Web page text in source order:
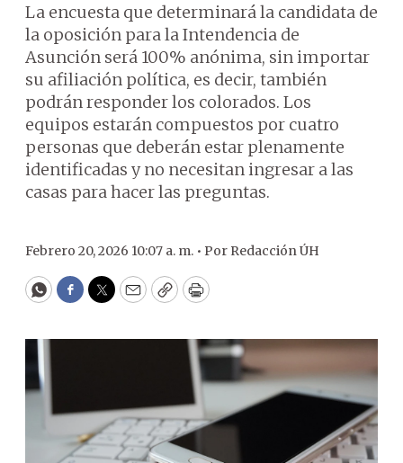
La encuesta que determinará la candidata de
la oposición para la Intendencia de
Asunción será 100% anónima, sin importar
su afiliación política, es decir, también
podrán responder los colorados. Los
equipos estarán compuestos por cuatro
personas que deberán estar plenamente
identificadas y no necesitan ingresar a las
casas para hacer las preguntas.
Febrero 20, 2026 10:07 a. m. • Por Redacción ÚH
WhatsApp
Facebook
Twitter
EmailCopyPrint